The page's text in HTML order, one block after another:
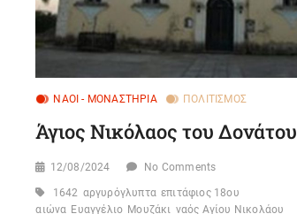
ΝΑΟΊ - ΜΟΝΑΣΤΉΡΙΑ ΠΟΛΙΤΙΣΜΌΣ
Άγιος Νικόλαος του Δονάτου
12/08/2024 No Comments
1642 αργυρόγλυπτα επιτάφιος 18ου
αιώνα Ευαγγέλιο Μουζάκι ναός Αγίου Νικολάου